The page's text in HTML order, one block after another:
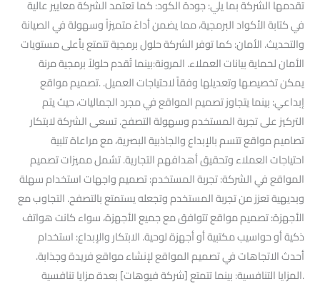
تقدمها الشركة بما يلي: جودة الكود: كما تعتمد الشركة معايير عالية
في كتابة الأكواد البرمجية، مما يضمن أداءً متميزاً وسهولة في الصيانة
والتحديث. الأمان: كما توفر الشركة حلول برمجية تتمتع بأعلى مستويات
الأمان لحماية بيانات العملاء. المرونة:بينما تُقدم حلولاً برمجية مرنة
يمكن تخصيصها وتعديلها وفقاً لاحتياجات العميل. .تصميم مواقع
إبداعي: بينما يتجاوز تصميم المواقع في مجرد الجماليات، حيث يتم
التركيز على تجربة المستخدم وسهولة التصفح. تسعى الشركة لابتكار
تصاميم مواقع تتسم بالإبداع والجاذبية البصرية، مع مراعاة تلبية
احتياجات العملاء وتحقيق أهدافهم التجارية. تشمل مميزات تصميم
المواقع في الشركة: تجربة المستخدم: تصميم واجهات استخدام سهلة
وبديهية تعزز من تجربة المستخدم وتجعله يستمتع بالتصفح. التجاوب مع
الأجهزة: تصميم مواقع تتوافق مع جميع الأجهزة، سواء كانت هواتف
ذكية أو حواسيب مكتبية أو أجهزة لوحية. الابتكار والإبداع: استخدام
أحدث الاتجاهات في تصميم المواقع لإنشاء مواقع فريدة وجذابة.
.المزايا التنافسية: بينما تتمتع [شركة فيوهات] بعدة مزايا تنافسية